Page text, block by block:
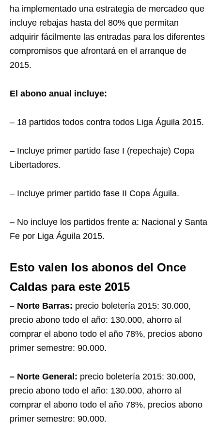
ha implementado una estrategia de mercadeo que
incluye rebajas hasta del 80% que permitan
adquirir fácilmente las entradas para los diferentes
compromisos que afrontará en el arranque de
2015.
El abono anual incluye:
– 18 partidos todos contra todos Liga Águila 2015.
– Incluye primer partido fase I (repechaje) Copa
Libertadores.
– Incluye primer partido fase II Copa Águila.
– No incluye los partidos frente a: Nacional y Santa
Fe por Liga Águila 2015.
Esto valen los abonos del Once
Caldas para este 2015
– Norte Barras: precio boletería 2015: 30.000,
precio abono todo el año: 130.000, ahorro al
comprar el abono todo el año 78%, precios abono
primer semestre: 90.000.
– Norte General: precio boletería 2015: 30.000,
precio abono todo el año: 130.000, ahorro al
comprar el abono todo el año 78%, precios abono
primer semestre: 90.000.